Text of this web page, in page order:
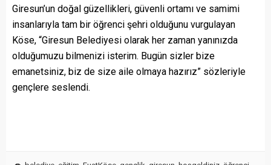
Giresun’un doğal güzellikleri, güvenli ortamı ve samimi
insanlarıyla tam bir öğrenci şehri olduğunu vurgulayan
Köse, “Giresun Belediyesi olarak her zaman yanınızda
olduğumuzu bilmenizi isterim. Bugün sizler bize
emanetsiniz, biz de size aile olmaya hazırız” sözleriyle
gençlere seslendi.